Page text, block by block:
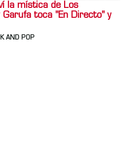
la mística de Los
Garufa toca "En Directo" y
AND POP